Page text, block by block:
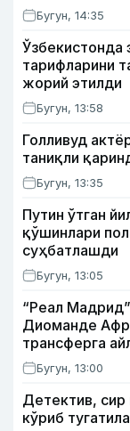
Бугун, 14:35
Ўзбекистонда
тарифларини
жорий этилди
Бугун, 13:58
Голливуд
таниқли
Бугун, 13:35
Путин ўтган
қўшинлари
суҳбатлашди
Бугун, 13:05
“Реал
Диоманде
трансферга
Бугун, 13:00
Детектив, сир
кўриб